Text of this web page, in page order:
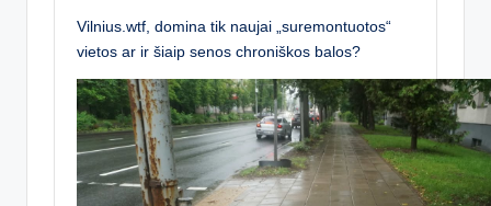
Vilnius.wtf, domina tik naujai „suremontuotos“
vietos ar ir šiaip senos chroniškos balos?